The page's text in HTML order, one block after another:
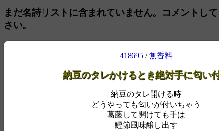
まだ名詩リストに含まれていません。コメントし
さい。
418695/無香料
納豆のタレかけるとき絶対手に匂い
納豆のタレ開ける時
どうやっても匂いが付いちゃう
葛藤して開けても手は
鰹節風味醸し出す